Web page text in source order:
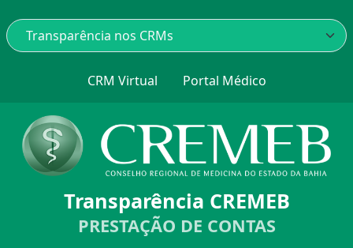
CRM Virtual Portal Médico
Transparência CREMEB
PRESTAÇÃO DE CONTAS